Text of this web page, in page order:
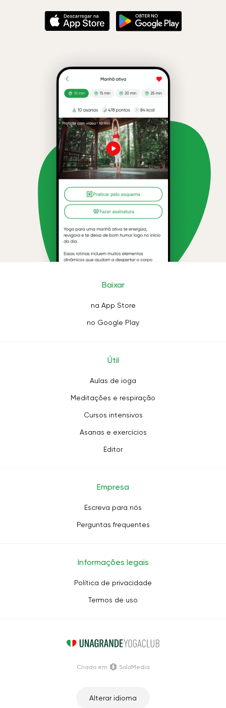
Baixar
na App Store
no Google Play
Útil
Aulas de ioga
Meditações e respiração
Cursos intensivos
Asanas e exercícios
Editor
Empresa
Escreva para nós
Perguntas frequentes
Informações legais
Política de privacidade
Termos de uso
Alterar idioma
Criado em SoloMedia